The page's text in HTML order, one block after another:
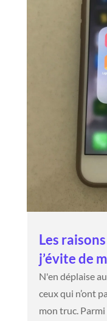
Les
j’évite de
N'en déplaise
ceux qui n’ont
mon truc.